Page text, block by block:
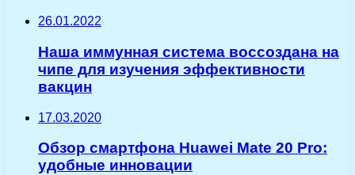
26.01.2022
Наша иммунная система воссоздана на
чипе для изучения эффективности
вакцин
17.03.2020
Обзор смартфона Huawei Mate 20 Pro:
удобные инновации